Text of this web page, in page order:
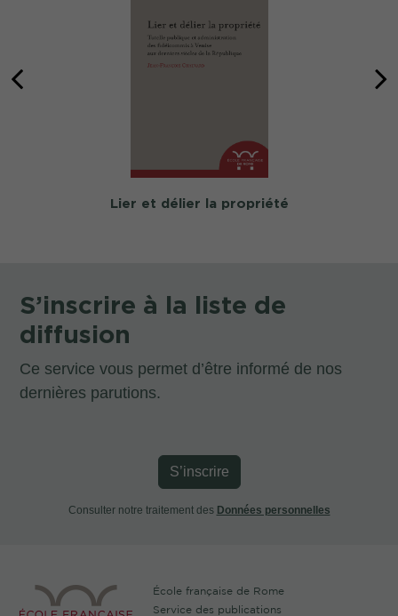
Lier et délier la propriété
S’inscrire à la liste de
diffusion
Ce service vous permet d’être informé de nos
dernières parutions.
S’inscrire
Consulter notre traitement des Données personnelles
École française de Rome
Service des publications